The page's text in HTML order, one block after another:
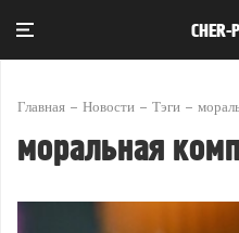
CHER-
Главная Новости Тэги
моральная